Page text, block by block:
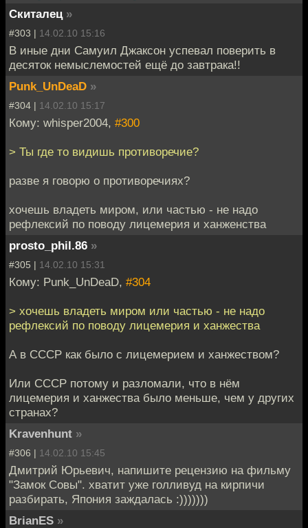
Скиталец »
#303 | 14.02.10 15:16
В иные дни Самуил Джаксон успевал поверить в
десяток немыслемостей ещё до завтрака!!
Punk_UnDeaD »
#304 | 14.02.10 15:17
Кому: whisper2004, #300
> Ты где то видишь противоречие?
разве я говорю о противоречиях?
хочешь владеть миром, или частью - не надо
рефлексий по поводу лицемерия и ханженства
prosto_phil.86 »
#305 | 14.02.10 15:31
Кому: Punk_UnDeaD, #304
> хочешь владеть миром или частью - не надо
рефлексий по поводу лицемерия и ханжества
А в СССР как было с лицемерием и ханжеством?
Или СССР потому и разломали, что в нём
лицемерия и ханжества было меньше, чем у других
странах?
Kravenhunt »
#306 | 14.02.10 15:45
Дмитрий Юрьевич, напишите рецензию на фильму
"Замок Совы". хватит уже голливуд на кирпичи
разбирать, Япония заждалась :)))))))
BrianES »